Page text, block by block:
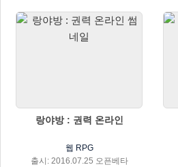
랑야방 : 권력 온라인
웹 RPG
출시: 2016.07.25 오픈베타